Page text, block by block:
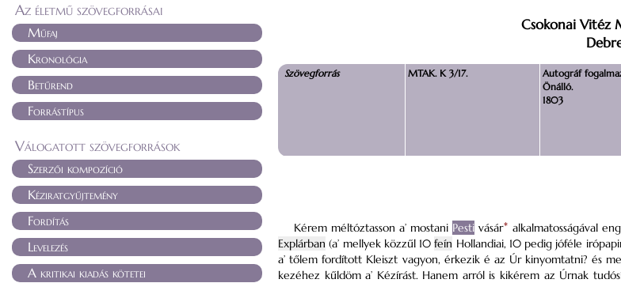
Az életmű szövegforrásai
Műfaj
Kronológia
Betűrend
Forrástípus
Válogatott szövegforrások
Szerzői kompozíció
Kéziratgyűjtemény
Fordítás
Levelezés
A kritikai kiadás kötetei
Csokonai Vitéz
Szövegforrás MTAK. K 3/17.
Autográf
Önálló.
1803
Kérem méltóztasson a’ mostani Pestivásár* alkalmatosságával
Explárban (a’ mellyek közzűl 10feín Hollandiai, 10 pedig jóféle
a’ tőlem fordított Kleiszt vagyon, érkezik é az Úr kinyomtatni? és
kezéhez kűldöm a’ Kézírást. Hanem arról is kikérem az Úrnak